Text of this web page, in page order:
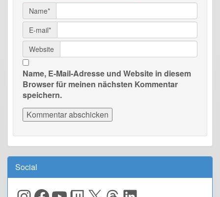
Name*
E-mail*
Website
Name, E-Mail-Adresse und Website in diesem
Browser für meinen nächsten Kommentar
speichern.
Social